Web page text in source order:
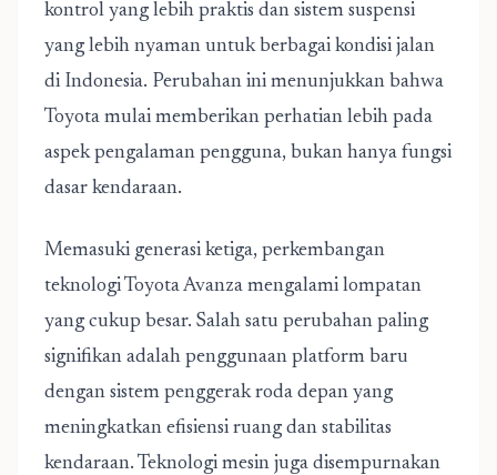
kontrol yang lebih praktis dan sistem suspensi
yang lebih nyaman untuk berbagai kondisi jalan
di Indonesia. Perubahan ini menunjukkan bahwa
Toyota mulai memberikan perhatian lebih pada
aspek pengalaman pengguna, bukan hanya fungsi
dasar kendaraan.
Memasuki generasi ketiga, perkembangan
teknologi Toyota Avanza mengalami lompatan
yang cukup besar. Salah satu perubahan paling
signifikan adalah penggunaan platform baru
dengan sistem penggerak roda depan yang
meningkatkan efisiensi ruang dan stabilitas
kendaraan. Teknologi mesin juga disempurnakan